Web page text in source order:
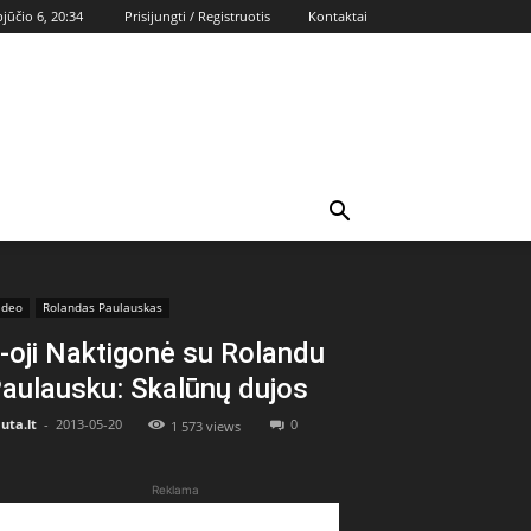
6, 20:34 Prisijungti / Registruotis Kontaktai
Rolandas Paulauskas
oji Naktigonė su Rolandu
Skalūnų dujos
- 2013-05-20 1 573 views 0
Reklama